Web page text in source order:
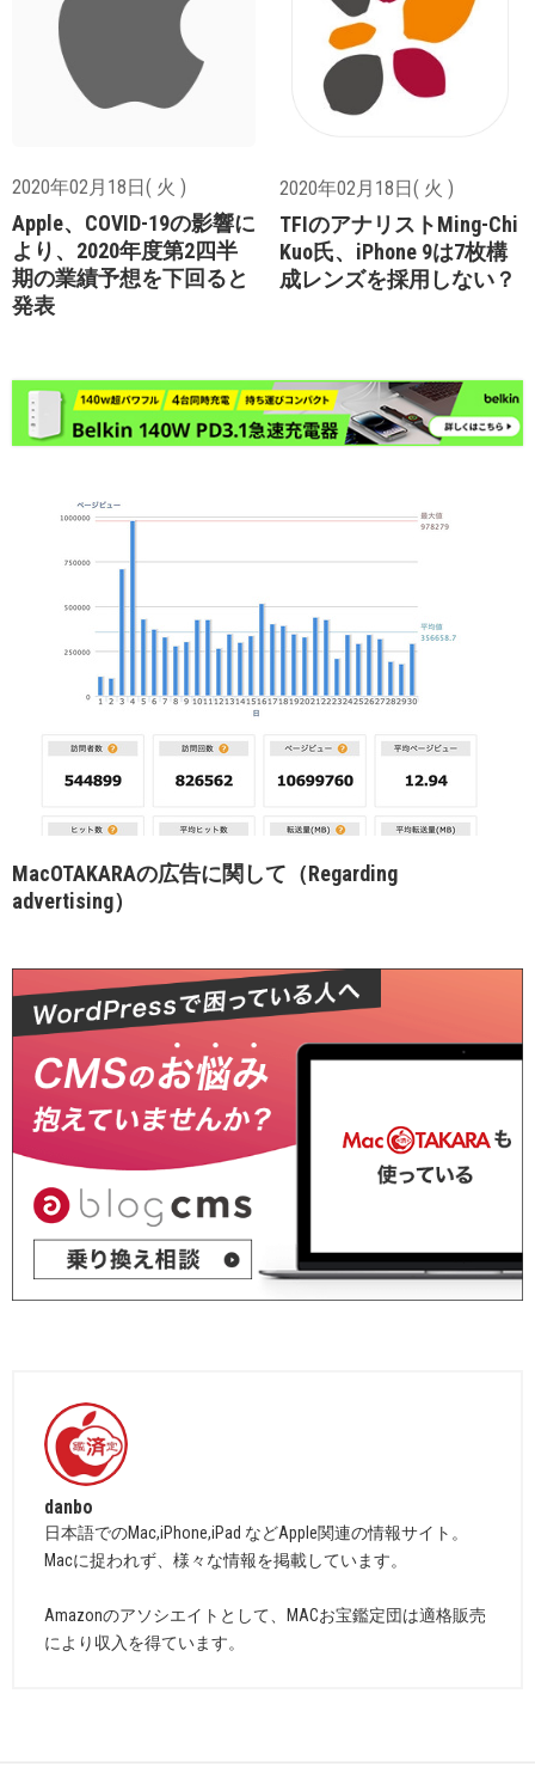
2020年02月18日( 火 )
Apple、COVID-19の影響に
より、2020年度第2四半
期の業績予想を下回ると
発表
2020年02月18日( 火 )
TFIのアナリストMing-Chi
Kuo氏、iPhone 9は7枚構
成レンズを採用しない？
MacOTAKARAの広告に関して（Regarding
advertising）
danbo
日本語でのMac,iPhone,iPad などApple関連の情報サイト。
Macに捉われず、様々な情報を掲載しています。
Amazonのアソシエイトとして、MACお宝鑑定団は適格販売
により収入を得ています。